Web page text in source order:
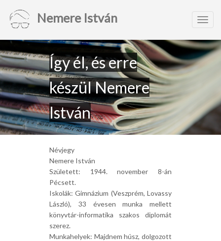
Nemere István
Így él, és erre
készül Nemere
István
Névjegy
Nemere István
Született: 1944. november 8-án
Pécsett.
Iskolák: Gimnázium (Veszprém, Lovassy
László), 33 évesen munka mellett
könyvtár-informatika szakos diplomát
szerez.
Munkahelyek: Majdnem húsz, dolgozott